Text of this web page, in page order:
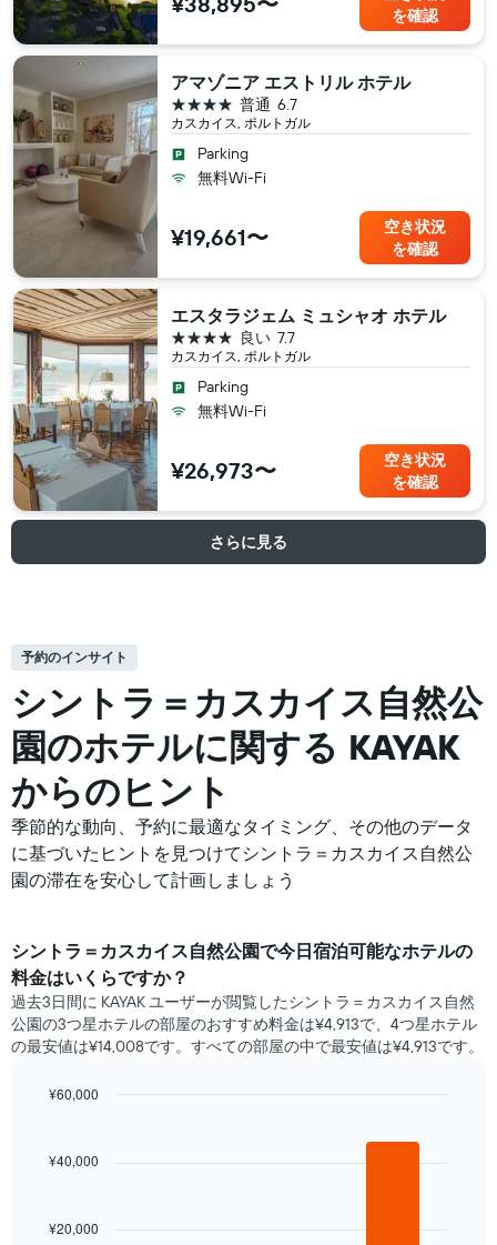
を確認
アマゾニア エストリル ホテル
カスカイス, ポルトガル
6.7
普通
4つ星
Parking
無料Wi-Fi
¥19,661〜
空き状況
を確認
エスタラジェム ミュシャオ ホテル
カスカイス, ポルトガル
7.7
良い
4つ星
Parking
無料Wi-Fi
¥26,973〜
空き状況
を確認
さらに見る
予約のインサイト
シントラ＝カスカイス自然公
園の​ホテルに関する KAYAK
からのヒント
季節的な動向、予約に最適なタイミング、その他のデータ
に基づいたヒントを見つけてシントラ＝カスカイス自然公
園の滞在を安心して計画しましょう
シントラ＝カスカイス自然公園​で​今日宿泊可能な​ホテル​の
料金はいくらですか？
過去3日間に KAYAK ユーザーが閲覧したシントラ＝カスカイス自然
公園の3つ星ホテル​の部屋のおすすめ料金は¥4,913で、4つ星ホテル
の最安値は¥14,008です。すべての部屋の中で最安値は¥4,913​です。
with
次
¥20,000
¥40,000
¥60,000